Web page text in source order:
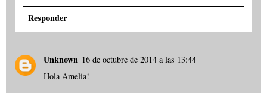
Responder
Unknown 16 de octubre de 2014 a las 13:44
Hola Amelia!